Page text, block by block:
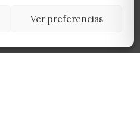
Ver preferencias